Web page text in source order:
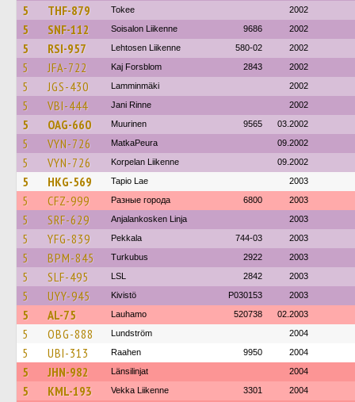
5 THF-879 Tokee 2002
5 SNF-112 Soisalon Liikenne 9686 2002
5 RSI-957 Lehtosen Liikenne 580-02 2002
5 JFA-722 Kaj Forsblom 2843 2002
5 JGS-430 Lamminmäki 2002
5 VBI-444 Jani Rinne 2002
5 OAG-660 Muurinen 9565 03.2002
5 VYN-726 MatkaPeura 09.2002
5 VYN-726 Korpelan Liikenne 09.2002
5 HKG-569 Tapio Lae 2003
5 CFZ-999 Разные города 6800 2003
5 SRF-629 Anjalankosken Linja 2003
5 YFG-839 Pekkala 744-03 2003
5 BPM-845 Turkubus 2922 2003
5 SLF-495 LSL 2842 2003
5 UYY-945 Kivistö P030153 2003
5 AL-75 Lauhamo 520738 02.2003
5 OBG-888 Lundström 2004
5 UBI-313 Raahen 9950 2004
5 JHN-982 Länsilinjat 2004
5 KML-193 Vekka Liikenne 3301 2004